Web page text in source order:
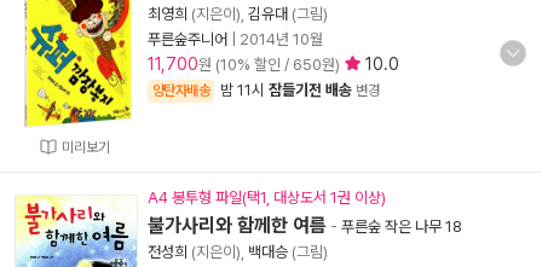
미리보기
최영희 (지은이), 김유대 (그림)
푸른숲주니어
2014년 10월
11,700원 (10% 할인 / 650원) 10.0
양탄자배송 밤 11시 잠들기전 배송 변경
A4 봉투형 파일(택1, 대상도서 1권 이상)
불가사리와 함께한 여름 - 푸른숲 작은 나무 18
전성희 (지은이), 백대승 (그림)